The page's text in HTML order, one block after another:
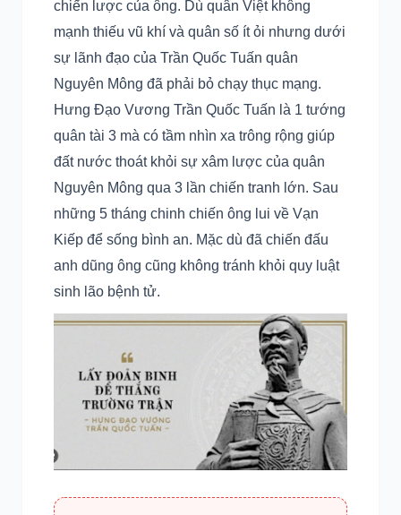
chiến lược của ông. Dù quân Việt không
mạnh thiếu vũ khí và quân số ít ỏi nhưng dưới
sự lãnh đạo của Trần Quốc Tuấn quân
Nguyên Mông đã phải bỏ chạy thục mạng.
Hưng Đạo Vương Trần Quốc Tuấn là 1 tướng
quân tài 3 mà có tầm nhìn xa trông rộng giúp
đất nước thoát khỏi sự xâm lược của quân
Nguyên Mông qua 3 lần chiến tranh lớn. Sau
những 5 tháng chinh chiến ông lui về Vạn
Kiếp để sống bình an. Mặc dù đã chiến đấu
anh dũng ông cũng không tránh khỏi quy luật
sinh lão bệnh tử.